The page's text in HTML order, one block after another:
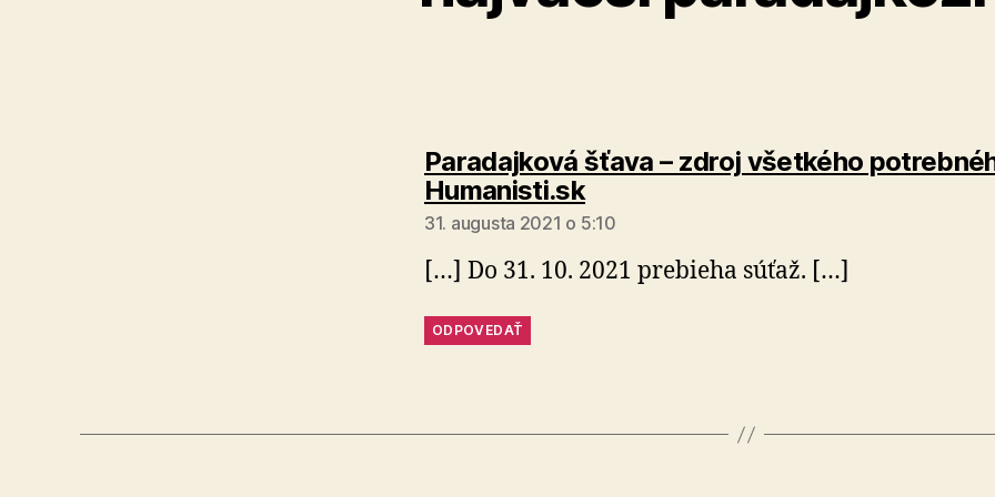
Paradajková šťava – zdroj všetkého
Humanisti.skhovorí:
31. augusta 2021 o 5:10
[…] Do 31. 10. 2021 prebieha súťaž. […]
ODPOVEDAŤ